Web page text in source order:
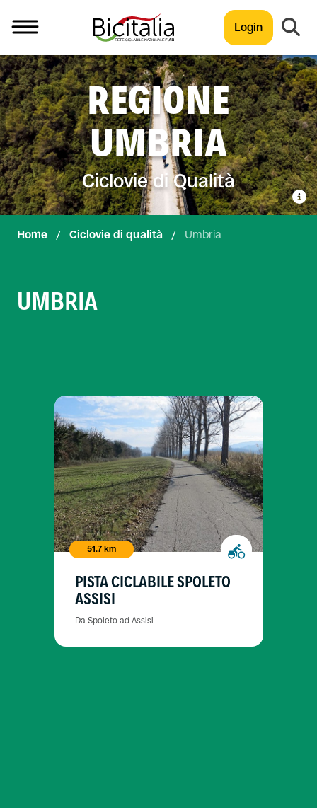
Login
TUTTO
REGIONE
UMBRIA
Ciclovie di Qualità
Home / Ciclovie di qualità / Umbria
UMBRIA
51.7 km
PISTA CICLABILE SPOLETO
ASSISI
Da Spoleto ad Assisi